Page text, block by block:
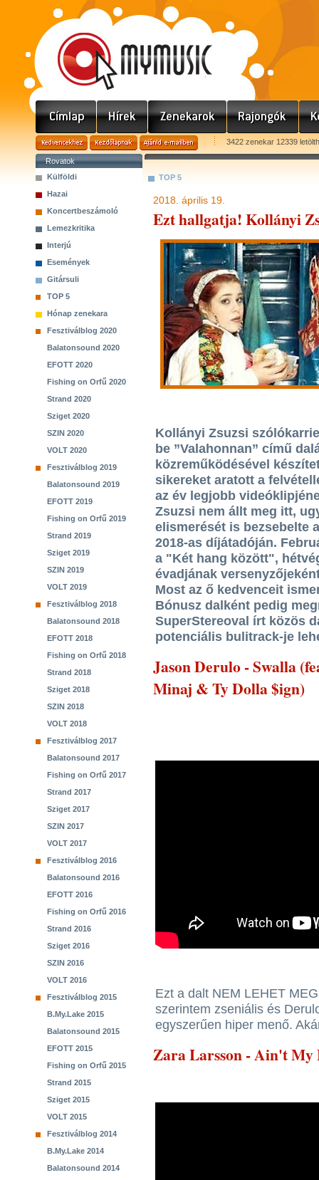
3422 zenekar 12339
Rovatok
Külföldi
Hazai
Koncertbeszámoló
Lemezkritika
Interjú
Események
Gitársuli
TOP 5
Hónap zenekara
Fesztiválblog 2020
Balatonsound 2020
EFOTT 2020
Fishing on Orfű 2020
Strand 2020
Sziget 2020
SZIN 2020
VOLT 2020
Fesztiválblog 2019
Balatonsound 2019
EFOTT 2019
Fishing on Orfű 2019
Strand 2019
Sziget 2019
SZIN 2019
VOLT 2019
Fesztiválblog 2018
Balatonsound 2018
EFOTT 2018
Fishing on Orfű 2018
Strand 2018
Sziget 2018
SZIN 2018
VOLT 2018
Fesztiválblog 2017
Balatonsound 2017
Fishing on Orfű 2017
Strand 2017
Sziget 2017
SZIN 2017
VOLT 2017
Fesztiválblog 2016
Balatonsound 2016
EFOTT 2016
Fishing on Orfű 2016
Strand 2016
Sziget 2016
SZIN 2016
VOLT 2016
Fesztiválblog 2015
B.My.Lake 2015
Balatonsound 2015
EFOTT 2015
Fishing on Orfű 2015
Strand 2015
Sziget 2015
VOLT 2015
Fesztiválblog 2014
B.My.Lake 2014
Balatonsound 2014
TOP 5
2018. április 19.
Ezt hallgatja! Kollányi
Kollányi Zsuzsi
be ”Valahonnan” című
közreműködésével
sikereket aratott a
az év legjobb
Zsuzsi nem állt meg itt,
elismerését is bezsebelte
2018-as díjátadóján.
a "Két hang között",
évadjának
Most az ő kedvenceit
Bónusz dalként pedig
SuperStereoval írt közös
potenciális bulitrack-je
Jason Derulo - Swalla
Minaj & Ty Dolla $ign)
Ezt a dalt NEM LEHET
szerintem zseniális és
egyszerűen hiper menő.
Zara Larsson - Ain't My